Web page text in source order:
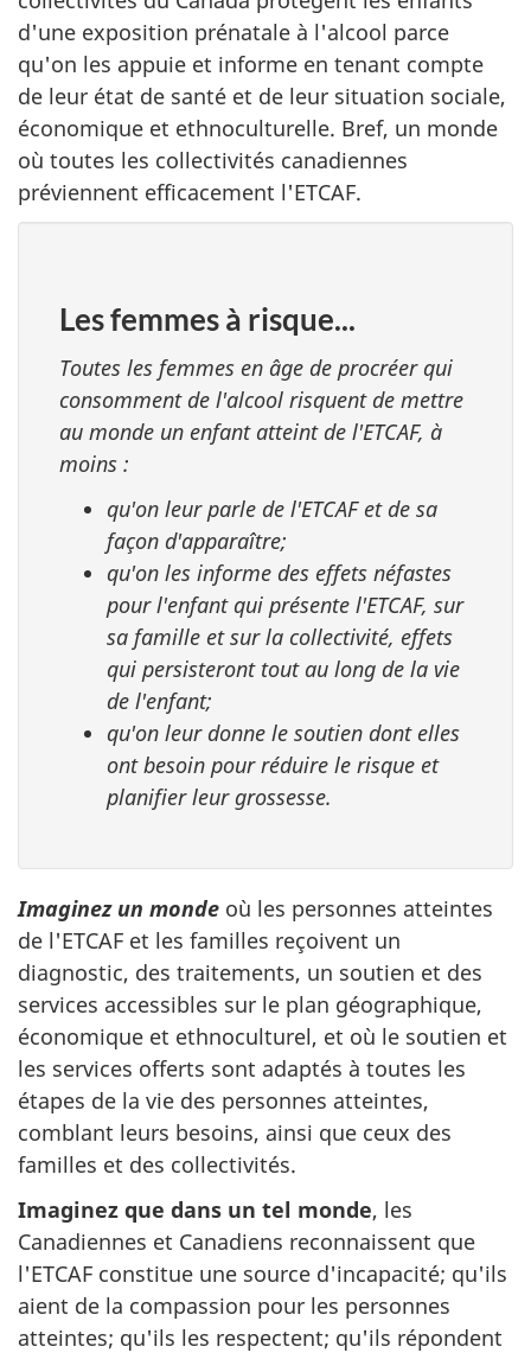
d'une exposition prénatale à l'alcool parce
qu'on les appuie et informe en tenant compte
de leur état de santé et de leur situation sociale,
économique et ethnoculturelle. Bref, un monde
où toutes les collectivités canadiennes
préviennent efficacement l'ETCAF.
Les femmes à risque...
Toutes les femmes en âge de procréer qui
consomment de l'alcool risquent de mettre
au monde un enfant atteint de l'ETCAF, à
moins :
qu'on leur parle de l'ETCAF et de sa
façon d'apparaître;
qu'on les informe des effets néfastes
pour l'enfant qui présente l'ETCAF, sur
sa famille et sur la collectivité, effets
qui persisteront tout au long de la vie
de l'enfant;
qu'on leur donne le soutien dont elles
ont besoin pour réduire le risque et
planifier leur grossesse.
Imaginez un monde où les personnes atteintes
de l'ETCAF et les familles reçoivent un
diagnostic, des traitements, un soutien et des
services accessibles sur le plan géographique,
économique et ethnoculturel, et où le soutien et
les services offerts sont adaptés à toutes les
étapes de la vie des personnes atteintes,
comblant leurs besoins, ainsi que ceux des
familles et des collectivités.
Imaginez que dans un tel monde, les
Canadiennes et Canadiens reconnaissent que
l'ETCAF constitue une source d'incapacité; qu'ils
aient de la compassion pour les personnes
atteintes; qu'ils les respectent; qu'ils répondent